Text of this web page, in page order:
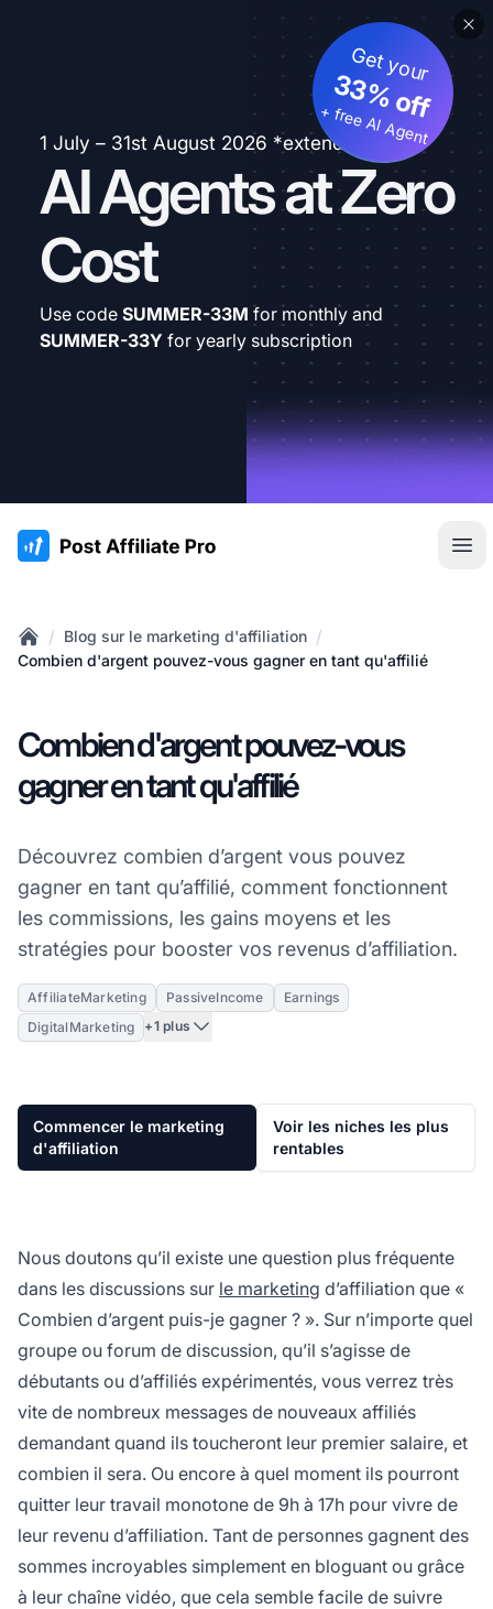
1 July – 31st August 2026 *extended
AI Agents at Zero
Cost
Get your
33% off
+ free AI Agent
Use code SUMMER-33M for monthly and
SUMMER-33Y for yearly subscription
:site.title
Home
/ Blog sur le marketing d'affiliation /
Combien d'argent pouvez-vous gagner en tant qu'affilié
Combien d'argent pouvez-vous
gagner en tant qu'affilié
Découvrez combien d’argent vous pouvez
gagner en tant qu’affilié, comment fonctionnent
les commissions, les gains moyens et les
stratégies pour booster vos revenus d’affiliation.
AffiliateMarketing PassiveIncome
Earnings
DigitalMarketing
+1 plus
Commencer le marketing
d'affiliation
Voir les niches les plus
rentables
Nous doutons qu’il existe une question plus fréquente
dans les discussions sur le marketing d’affiliation que «
Combien d’argent puis-je gagner ? ». Sur n’importe quel
groupe ou forum de discussion, qu’il s’agisse de
débutants ou d’affiliés expérimentés, vous verrez très
vite de nombreux messages de nouveaux affiliés
demandant quand ils toucheront leur premier salaire, et
combien il sera. Ou encore à quel moment ils pourront
quitter leur travail monotone de 9h à 17h pour vivre de
leur revenu d’affiliation. Tant de personnes gagnent des
sommes incroyables simplement en bloguant ou grâce
à leur chaîne vidéo, que cela semble facile de suivre